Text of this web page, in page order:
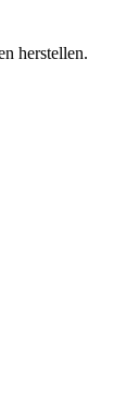
herstellen.